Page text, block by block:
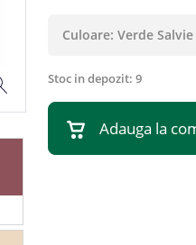
Culoare: Verde Salvie
Stoc in depozit: 9
Adauga la